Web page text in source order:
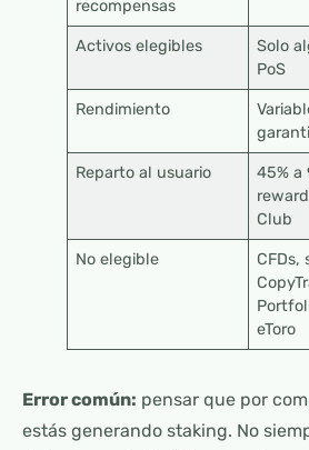
recompensas
Activos elegibles
Solo
PoS
Rendimiento
Reparto al usuario
45% a
Club
No elegible
CFDs,
eToro
Error común: pensar que por
estás generando staking. No